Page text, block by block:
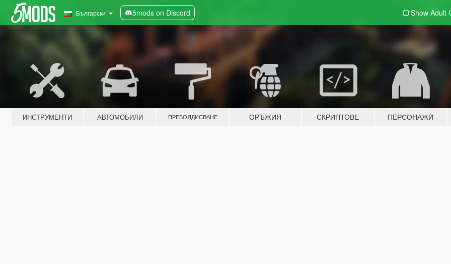
Български 5mods on Discord Show Adult
ИНСТРУМЕНТИ АВТОМОБИЛИ ПРЕБОЯДИСВАНЕ ОРЪЖИЯ СКРИПТОВЕ ПЕРСОНАЖИ